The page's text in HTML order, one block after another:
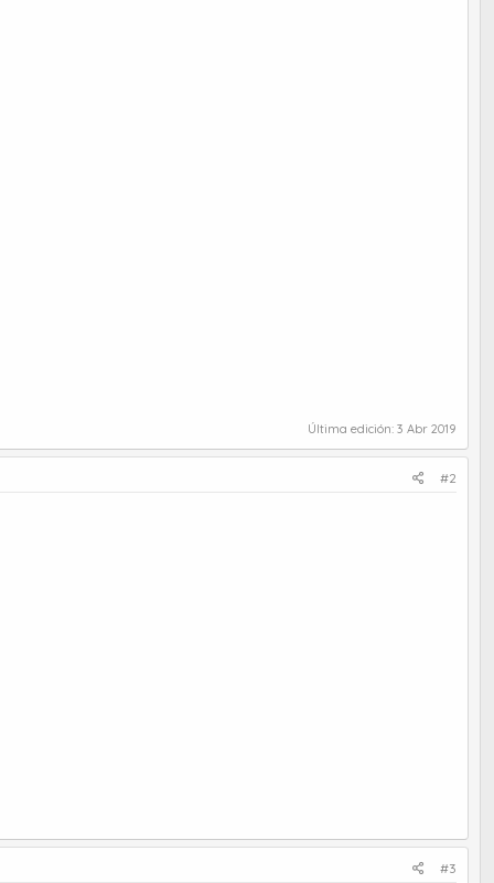
Última edición: 3 Abr 2019
#2
#3